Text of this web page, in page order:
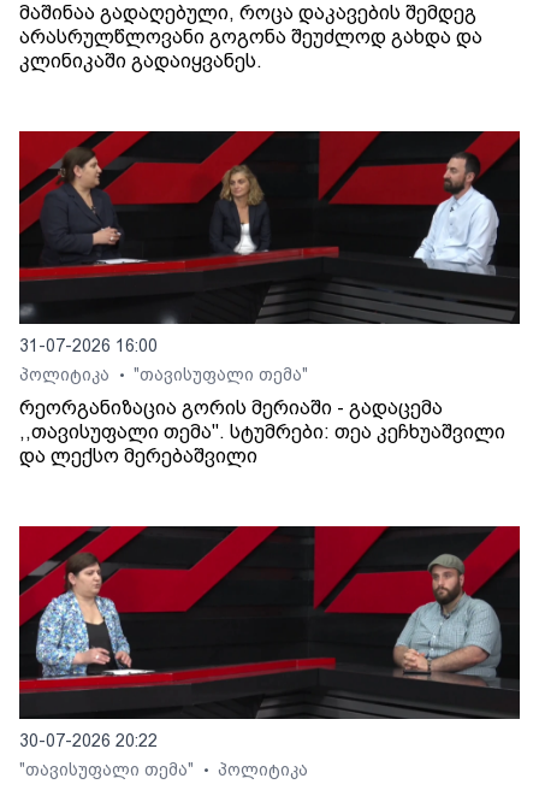
მაშინაა გადაღებული, როცა დაკავების შემდეგ
არასრულწლოვანი გოგონა შეუძლოდ გახდა და
კლინიკაში გადაიყვანეს.
31-07-2026 16:00
პოლიტიკა
• "თავისუფალი თემა"
რეორგანიზაცია გორის მერიაში - გადაცემა
,,თავისუფალი თემა". სტუმრები: თეა კეჩხუაშვილი
და ლექსო მერებაშვილი
30-07-2026 20:22
"თავისუფალი თემა"
• პოლიტიკა